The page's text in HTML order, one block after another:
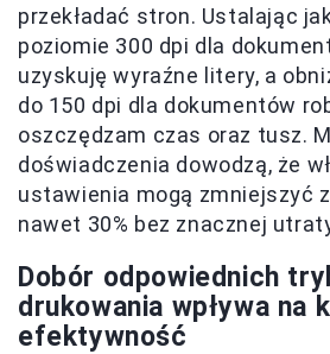
przekładać stron. Ustalając
poziomie 300 dpi dla
uzyskuję wyraźne litery, a
do 150 dpi dla dokumentów
oszczędzam czas oraz tusz.
doświadczenia dowodzą, że
ustawienia mogą zmniejszyć
nawet 30% bez znacznej
Dobór odpowiednich
drukowania wpływa na
efektywność